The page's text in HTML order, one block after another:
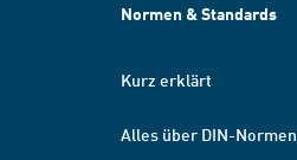
Normen & Standards
Kurz erklärt
Alles über DIN-Normen